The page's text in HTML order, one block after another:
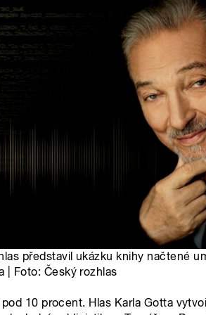
představil ukázku knihy načtené
| Foto: Český rozhlas
10 procent. Hlas Karla Gotta